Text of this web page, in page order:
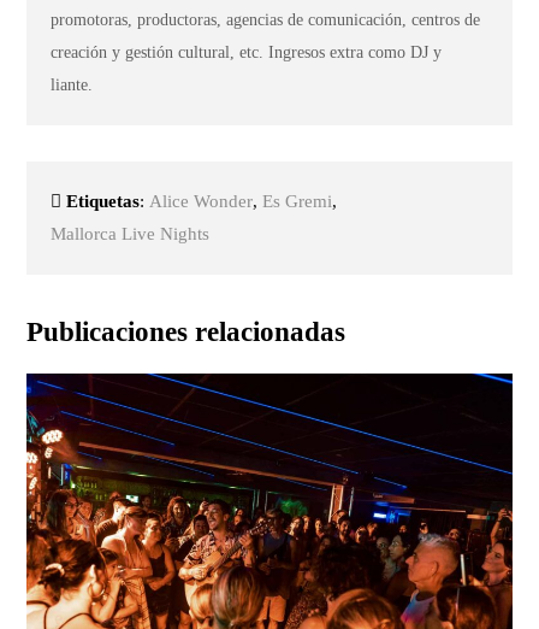
promotoras, productoras, agencias de comunicación, centros de
creación y gestión cultural, etc. Ingresos extra como DJ y
liante.
Etiquetas: Alice Wonder,Es Gremi,
Mallorca Live Nights
Publicaciones relacionadas